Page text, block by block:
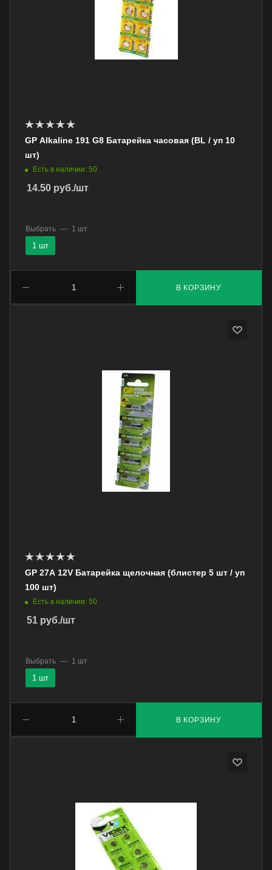
GP Alkaline 191 G8 Батарейка часовая (BL / уп 10
шт)
Есть в наличии: 50
14.50 руб./шт
В КОРЗИНУ
Выбрать — 1 шт
1 шт
GP 27A 12V Батарейка щелочная (блистер 5 шт / уп
100 шт)
Есть в наличии: 50
51 руб./шт
В КОРЗИНУ
Выбрать — 1 шт
1 шт